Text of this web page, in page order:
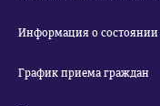
Информация о
График приема граждан